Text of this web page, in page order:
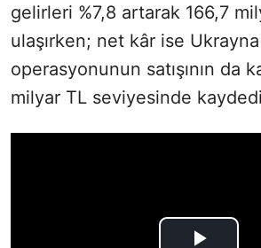
gelirleri %7,8 artarak 166,7
ulaşırken; net kâr ise Ukrayna
operasyonunun satışının da
milyar TL seviyesinde